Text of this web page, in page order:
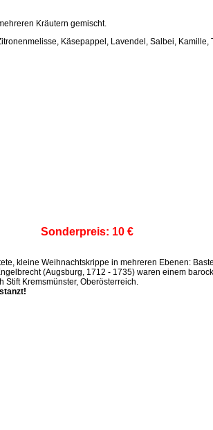
Kräutern gemischt.
Käsepappel, Lavendel, Salbei, Kamille,
Sonderpreis: 10 €
kleine Weihnachtskrippe in mehreren Ebenen:
(Augsburg, 1712 - 1735) waren einem
Kremsmünster, Oberösterreich.